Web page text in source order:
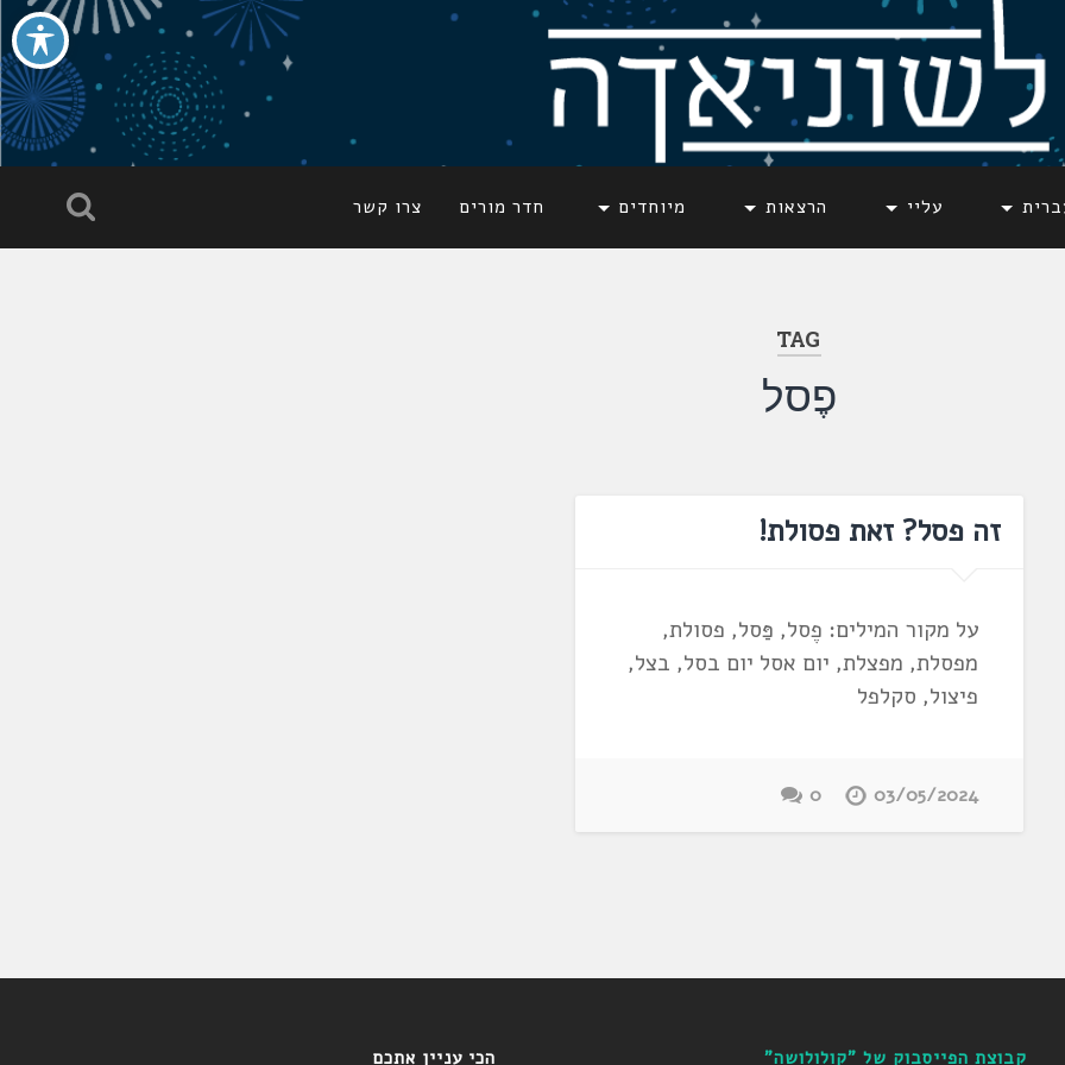
עליי הרצאות מיוחדים חדר מורים צרו קשר
TAG
פֶסל
זה פסל? זאת פסולת!
על מקור המילים: פֶסל, פַּסל, פסולת,
מפסלת, מפצלת, יום אסל יום בסל, בצל,
פיצול, סקלפל
03/05/2024
0
קבוצת הפייסבוק של "קולולושה" הכי עניין אתכם